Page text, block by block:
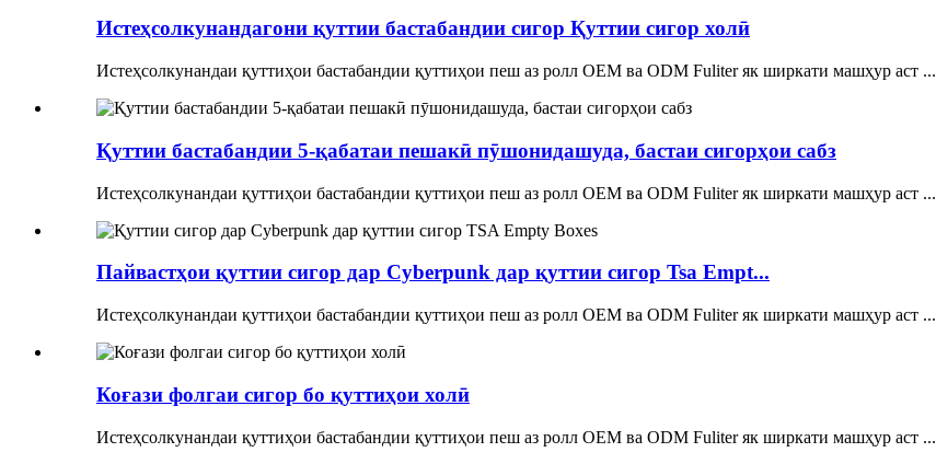
Истеҳсолкунандагони қуттии бастабандии сигор Қуттии сигор холӣ
Истеҳсолкунандаи қуттиҳои бастабандии қуттиҳои пеш аз ролл OEM ва ODM Fuliter як ширкати машҳур аст ...
Қуттии бастабандии 5-қабатаи пешакӣ пӯшонидашуда, бастаи сигорҳои сабз
Истеҳсолкунандаи қуттиҳои бастабандии қуттиҳои пеш аз ролл OEM ва ODM Fuliter як ширкати машҳур аст ...
Пайвастҳои қуттии сигор дар Cyberpunk дар қуттии сигор Tsa Empt...
Истеҳсолкунандаи қуттиҳои бастабандии қуттиҳои пеш аз ролл OEM ва ODM Fuliter як ширкати машҳур аст ...
Коғази фолгаи сигор бо қуттиҳои холӣ
Истеҳсолкунандаи қуттиҳои бастабандии қуттиҳои пеш аз ролл OEM ва ODM Fuliter як ширкати машҳур аст ...